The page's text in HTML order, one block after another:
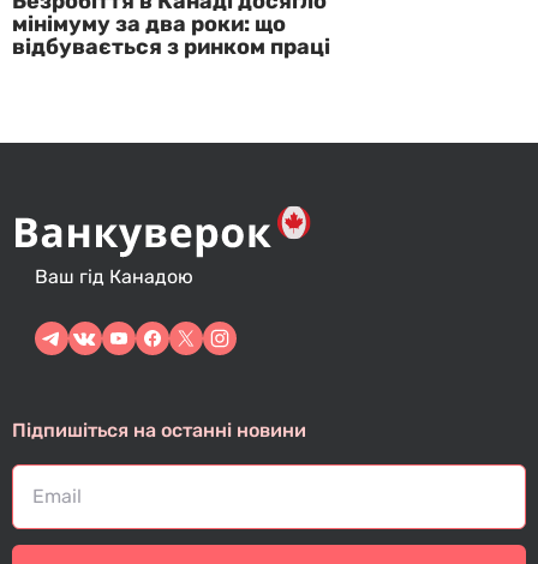
мінімуму за два роки: що
відбувається з ринком праці
Ваш гід Канадою
Підпишіться на останні новини